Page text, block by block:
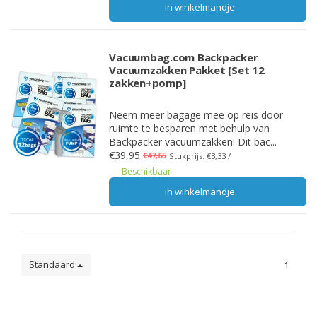
in winkelmandje
Vacuumbag.com Backpacker
Vacuumzakken Pakket [Set 12
zakken+pomp]
Neem meer bagage mee op reis door
ruimte te besparen met behulp van
Backpacker vacuumzakken! Dit bac...
€39,95 €47,65 Stukprijs: €3,33 /
Beschikbaar
in winkelmandje
Standaard 1